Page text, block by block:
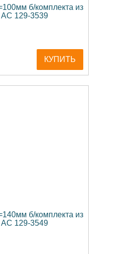
б/комплекта из
АС 129-3539
КУПИТЬ
б/комплекта из
АС 129-3549